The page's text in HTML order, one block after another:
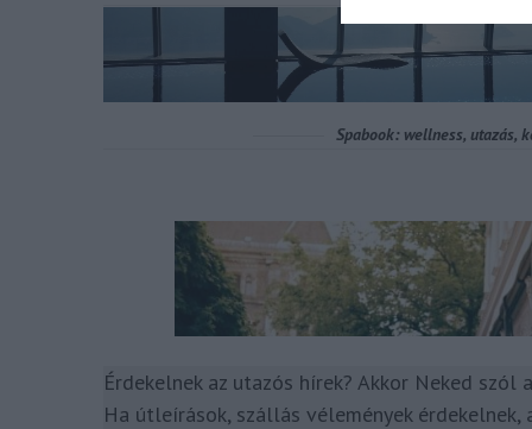
Érdekelnek az utazós hírek? Akkor Neked szól a
Ha útleírások, szállás vélemények érdekelnek,